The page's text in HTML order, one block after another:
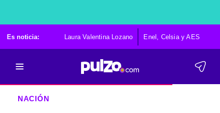
Es noticia: Laura Valentina Lozano Enel, Celsia y AES
NACIÓN